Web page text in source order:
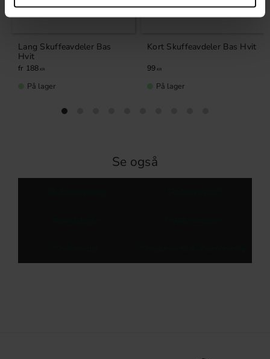
Lang Skuffeavdeler Bas
Hvit
188KR
På lager
Kort Skuffeavdeler Bas Hvit
99KR
På lager
Se også